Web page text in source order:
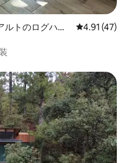
トのログハウ
レビュー47
4.91 (47)